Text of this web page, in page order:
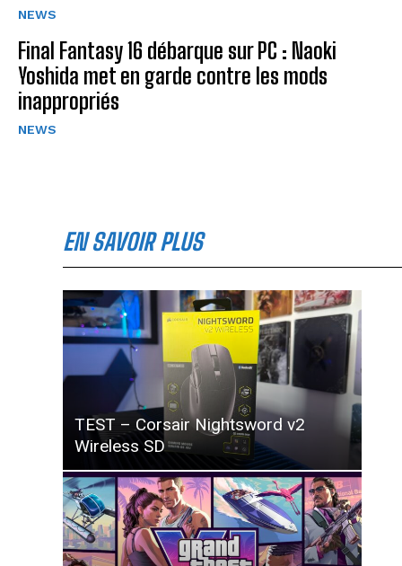
NEWS
Final Fantasy 16 débarque sur PC : Naoki
Yoshida met en garde contre les mods
inappropriés
NEWS
EN SAVOIR PLUS
TEST – Corsair Nightsword v2
Wireless SD